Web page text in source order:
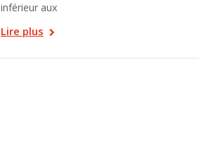
inférieur aux
Lire plus